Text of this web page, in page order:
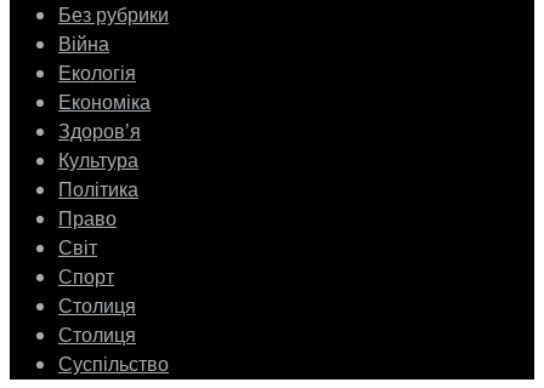
Без рубрики
Війна
Екологія
Економіка
Здоровʼя
Культура
Політика
Право
Світ
Спорт
Столиця
Столиця
Суспільство